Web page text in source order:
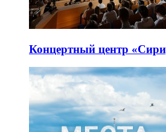
Концертный центр